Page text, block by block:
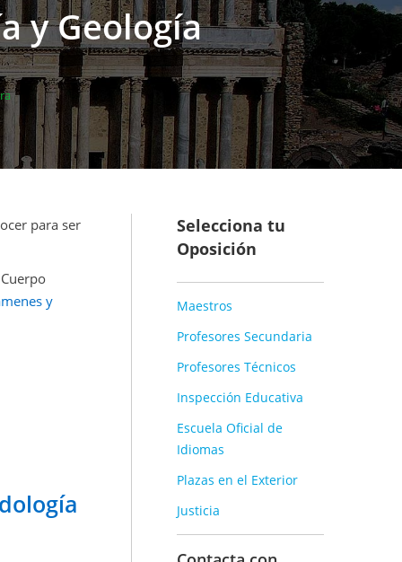
y Geología
para ser
y
Selecciona tu
Oposición
Maestros
Profesores Secundaria
Profesores Técnicos
Inspección Educativa
Escuela Oficial de
Idiomas
Plazas en el Exterior
Justicia